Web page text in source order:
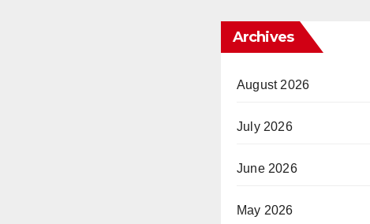
Archives
August 2026
July 2026
June 2026
May 2026